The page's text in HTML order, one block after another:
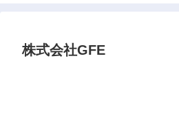
株式会社GFE